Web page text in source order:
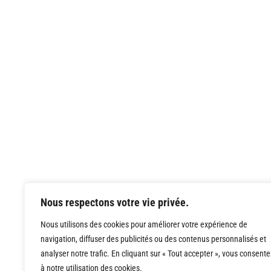
Nous respectons votre vie privée.
Nous utilisons des cookies pour améliorer votre expérience de
navigation, diffuser des publicités ou des contenus personnalisés et
analyser notre trafic. En cliquant sur « Tout accepter », vous
à notre utilisation des cookies.